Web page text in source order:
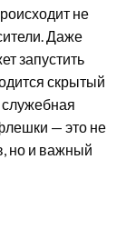
не
Даже
запустить
скрытый
— это не
но и важный